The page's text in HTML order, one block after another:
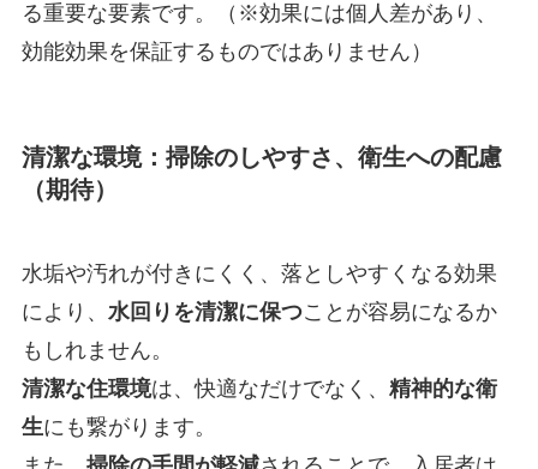
る重要な要素です。（※効果には個人差があり、
効能効果を保証するものではありません）
清潔な環境：掃除のしやすさ、衛生への配慮
（期待）
水垢や汚れが付きにくく、落としやすくなる効果
により、 水回りを清潔に保つことが容易になるか
もしれません。
清潔な住環境は、快適なだけでなく、 精神的な衛
生にも繋がります。